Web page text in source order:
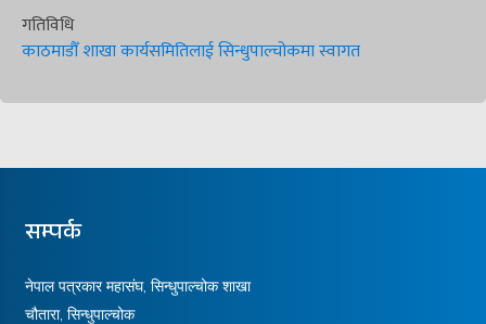
गतिविधि
काठमाडौँ शाखा कार्यसमितिलाई सिन्धुपाल्चोकमा स्वागत
सम्पर्क
नेपाल पत्रकार महासंघ, सिन्धुपाल्चोक शाखा
चौतारा, सिन्धुपाल्चोक